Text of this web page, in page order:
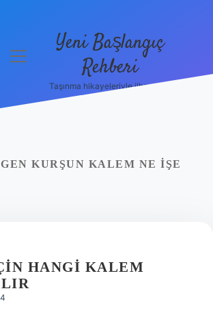
menüyü
Yeni Başlangıç
Rehberi
Taşınma hikayeleriyle ilham bul!
KURŞUN KALEM NE IŞE
HANGI KALEM